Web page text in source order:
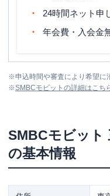
24時間ネット申
年会費・入会金
※申込時間や審査により希望に
※SMBCモビット の詳細はこち
SMBCモビット
の基本情報